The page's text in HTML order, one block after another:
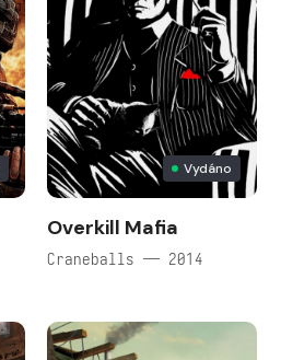
Vydáno
Overkill Mafia
Craneballs — 2014